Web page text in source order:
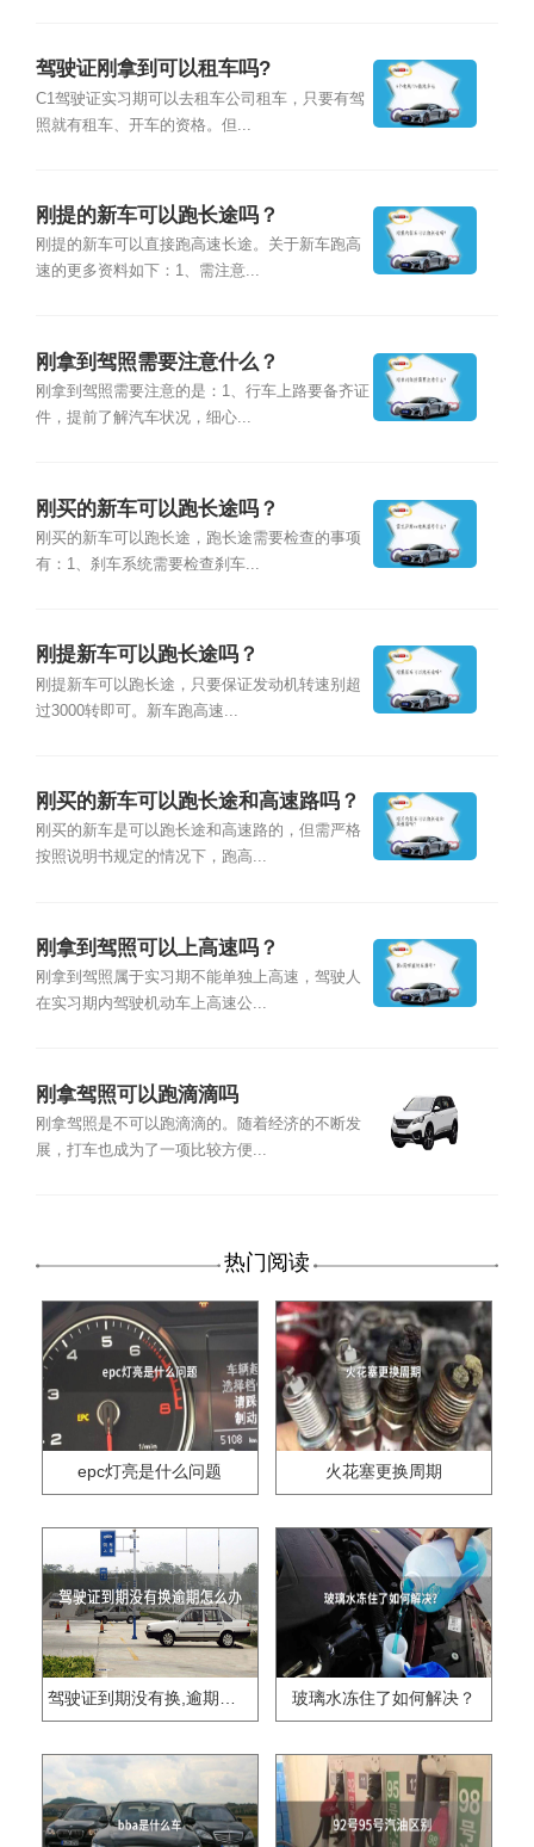
驾驶证刚拿到可以租车吗?
C1驾驶证实习期可以去租车公司租车，只要有驾
照就有租车、开车的资格。但...
刚提的新车可以跑长途吗？
刚提的新车可以直接跑高速长途。关于新车跑高
速的更多资料如下：1、需注意...
刚拿到驾照需要注意什么？
刚拿到驾照需要注意的是：1、行车上路要备齐证
件，提前了解汽车状况，细心...
刚买的新车可以跑长途吗？
刚买的新车可以跑长途，跑长途需要检查的事项
有：1、刹车系统需要检查刹车...
刚提新车可以跑长途吗？
刚提新车可以跑长途，只要保证发动机转速别超
过3000转即可。新车跑高速...
刚买的新车可以跑长途和高速路吗？
刚买的新车是可以跑长途和高速路的，但需严格
按照说明书规定的情况下，跑高...
刚拿到驾照可以上高速吗？
刚拿到驾照属于实习期不能单独上高速，驾驶人
在实习期内驾驶机动车上高速公...
刚拿驾照可以跑滴滴吗
刚拿驾照是不可以跑滴滴的。随着经济的不断发
展，打车也成为了一项比较方便...
热门阅读
epc灯亮是什么问题 火花塞更换周期
驾驶证到期没有换,逾期怎么办?? 玻璃水冻住了如何解决？